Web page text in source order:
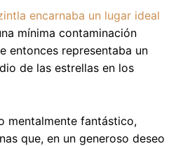
encarnaba un lugar ideal
mínima contaminación
entonces representaba un
de las estrellas en los
mentalmente fantástico,
que, en un generoso deseo